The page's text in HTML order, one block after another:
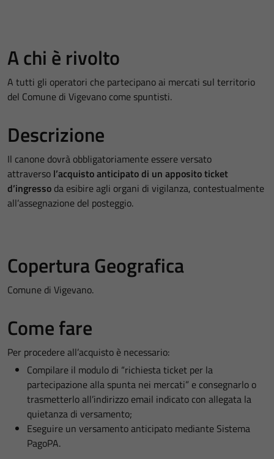
A chi è rivolto
A tutti gli operatori che partecipano ai mercati sul territorio
del Comune di Vigevano come spuntisti.
Descrizione
Il canone dovrà obbligatoriamente essere versato
attraverso l’acquisto anticipato di un apposito ticket
d’ingresso da esibire agli organi di vigilanza, contestualmente
all’assegnazione del posteggio.
Copertura Geografica
Comune di Vigevano.
Come fare
Per procedere all’acquisto è necessario:
Compilare il modulo di “richiesta ticket per la
partecipazione alla spunta nei mercati” e consegnarlo o
trasmetterlo all’indirizzo email indicato con allegata la
quietanza di versamento;
Eseguire un versamento anticipato mediante Sistema
PagoPA.